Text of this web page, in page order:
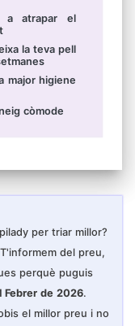
a atrapar el
la teva pell
major higiene
còmode
per triar millor?
del preu,
perquè puguis
Febrer de 2026.
el millor preu i no